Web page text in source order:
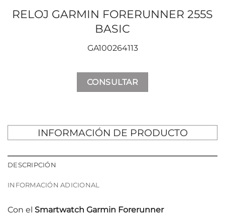
RELOJ GARMIN FORERUNNER 255S
BASIC
GA100264113
CONSULTAR
INFORMACIÓN DE PRODUCTO
DESCRIPCIÓN
INFORMACIÓN ADICIONAL
Con el Smartwatch Garmin Forerunner